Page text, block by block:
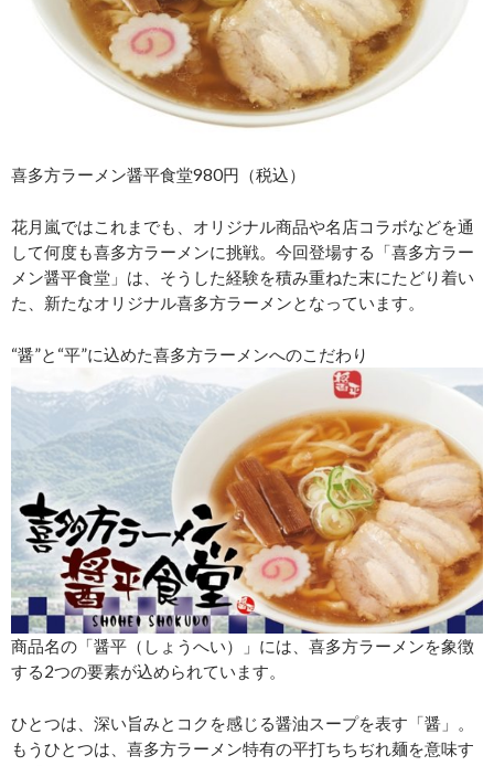
喜多方ラーメン醤平食堂980円（税込）
花月嵐ではこれまでも、オリジナル商品や名店コラボなどを通
して何度も喜多方ラーメンに挑戦。今回登場する「喜多方ラー
メン醤平食堂」は、そうした経験を積み重ねた末にたどり着い
た、新たなオリジナル喜多方ラーメンとなっています。
“醤”と“平”に込めた喜多方ラーメンへのこだわり
商品名の「醤平（しょうへい）」には、喜多方ラーメンを象徴
する2つの要素が込められています。
ひとつは、深い旨みとコクを感じる醤油スープを表す「醤」。
もうひとつは、喜多方ラーメン特有の平打ちちぢれ麺を意味す